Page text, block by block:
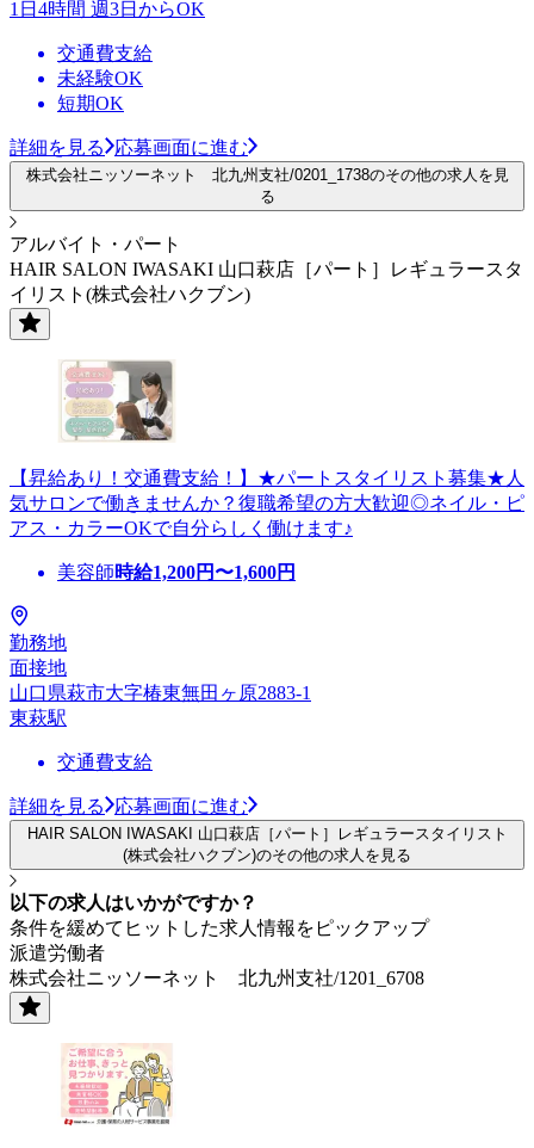
1日4時間 週3日からOK
交通費支給
未経験OK
短期OK
詳細を見る 応募画面に進む
株式会社ニッソーネット 北九州支社/0201_1738のその他の求人を見
る
アルバイト・パート
HAIR SALON IWASAKI 山口萩店［パート］レギュラースタ
イリスト(株式会社ハクブン)
【昇給あり！交通費支給！】★パートスタイリスト募集★人
気サロンで働きませんか？復職希望の方大歓迎◎ネイル・ピ
アス・カラーOKで自分らしく働けます♪
美容師時給1,200円〜1,600円
勤務地
面接地
山口県萩市大字椿東無田ヶ原2883-1
東萩駅
交通費支給
詳細を見る 応募画面に進む
HAIR SALON IWASAKI 山口萩店［パート］レギュラースタイリスト
(株式会社ハクブン)のその他の求人を見る
以下の求人はいかがですか？
条件を緩めてヒットした求人情報をピックアップ
派遣労働者
株式会社ニッソーネット 北九州支社/1201_6708